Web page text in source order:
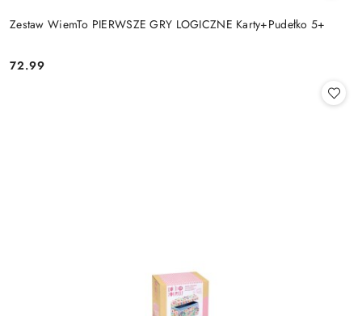
Zestaw WiemTo PIERWSZE GRY LOGICZNE Karty+Pudełko 5+
Cena:
72.99